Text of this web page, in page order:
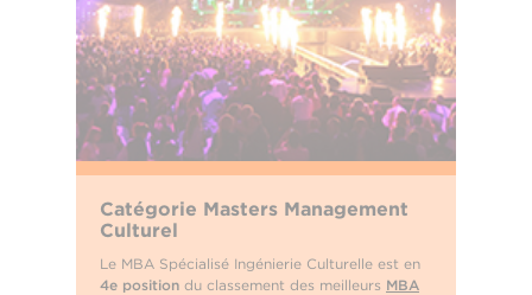
Catégorie Masters Management
Culturel
Le MBA Spécialisé Ingénierie Culturelle est en
4e position du classement des meilleurs MBA